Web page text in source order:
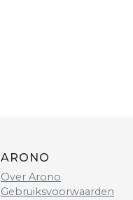
ARONO
Over Arono
Gebruiksvoorwaarden